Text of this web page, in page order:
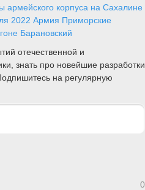
армейского корпуса на Сахалине
2022 Армия Приморские
Барановский
отечественной и
знать про новейшие разработки
на регулярную
0